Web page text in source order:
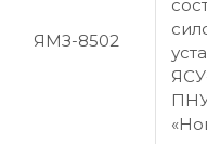
ЯМЗ-8502